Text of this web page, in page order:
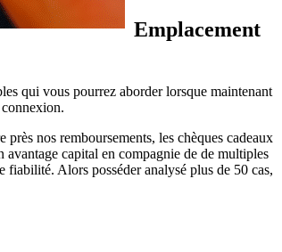
Emplacement
qui vous pourrez aborder lorsque maintenant
nos remboursements, les chèques cadeaux
avantage capital en compagnie de de multiples
fiabilité. Alors posséder analysé plus de 50 cas,